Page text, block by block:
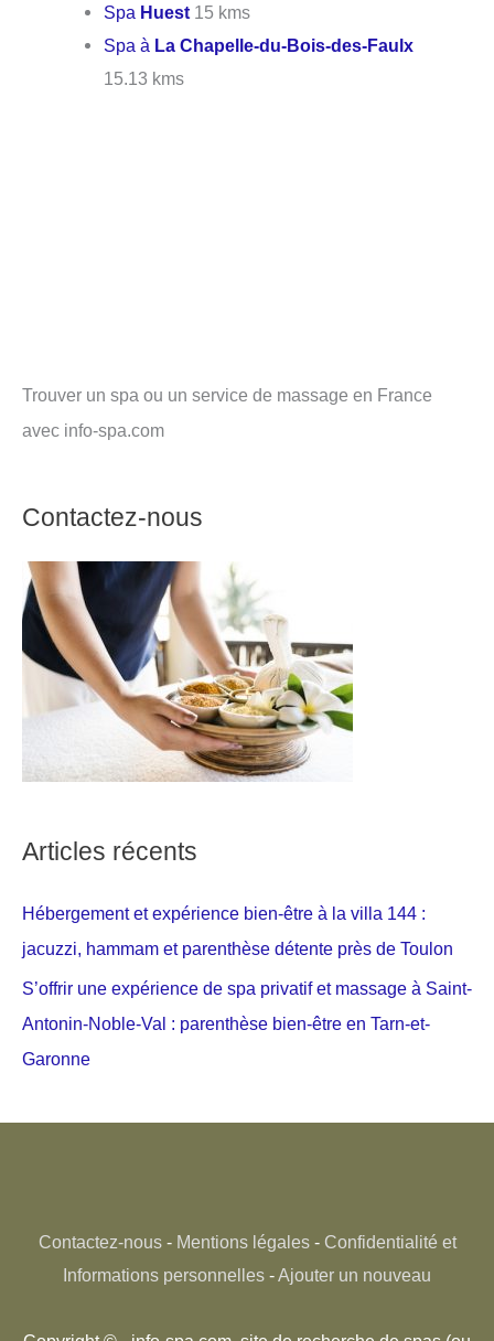
Spa Huest 15 kms
Spa à La Chapelle-du-Bois-des-Faulx
15.13 kms
Trouver un spa ou un service de massage en France
avec info-spa.com
Contactez-nous
Articles récents
Hébergement et expérience bien-être à la villa 144 :
jacuzzi, hammam et parenthèse détente près de Toulon
S’offrir une expérience de spa privatif et massage à Saint-
Antonin-Noble-Val : parenthèse bien-être en Tarn-et-
Garonne
Contactez-nous- Mentions légales- Confidentialité et
Informations personnelles -Ajouter un nouveau